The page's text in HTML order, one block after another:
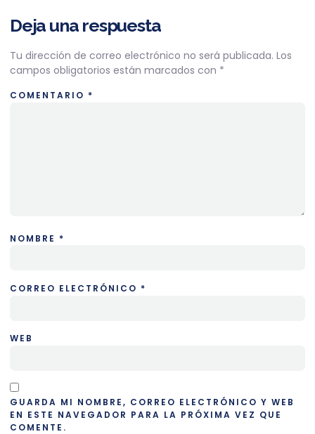
Deja una respuesta
Tu dirección de correo electrónico no será publicada. Los
campos obligatorios están marcados con *
COMENTARIO *
NOMBRE *
CORREO ELECTRÓNICO *
WEB
GUARDA MI NOMBRE, CORREO ELECTRÓNICO Y WEB
EN ESTE NAVEGADOR PARA LA PRÓXIMA VEZ QUE
COMENTE.